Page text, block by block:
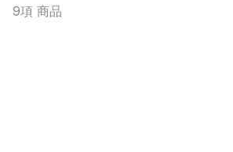
9項 商品